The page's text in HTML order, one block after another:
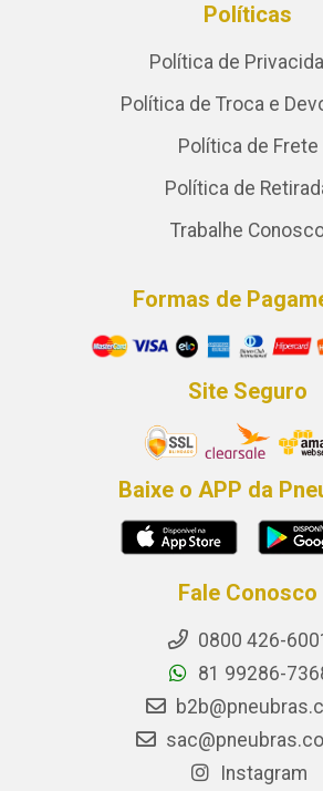
Políticas
Política de
Política de Troca e
Política de Frete
Política de
Trabalhe
Formas de
Site Seguro
Baixe o APP da
Fale Conosco
0800 426-
81 99286-
Instagram